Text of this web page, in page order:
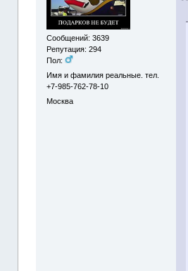
Сообщений: 3639
Репутация: 294
Пол:
Имя и фамилия реальные. тел.
+7-985-762-78-10
Москва